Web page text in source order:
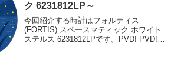
ク 6231812LP～
今回紹介する時計はフォルティス
(FORTIS) スペースマティック ホワイト
ステルス 6231812LPです。PVD! PVD!で